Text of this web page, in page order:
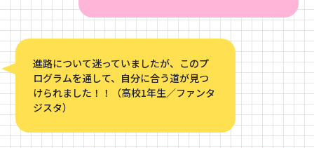
進路について迷っていましたが、このプ
ログラムを通して、自分に合う道が見つ
けられました！！（高校1年生／ファンタ
ジスタ）